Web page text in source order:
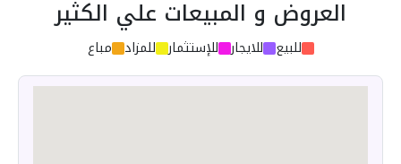
العروض و المبيعات علي الكثير
للبيع للايجار للإستثمار للمزاد مباع